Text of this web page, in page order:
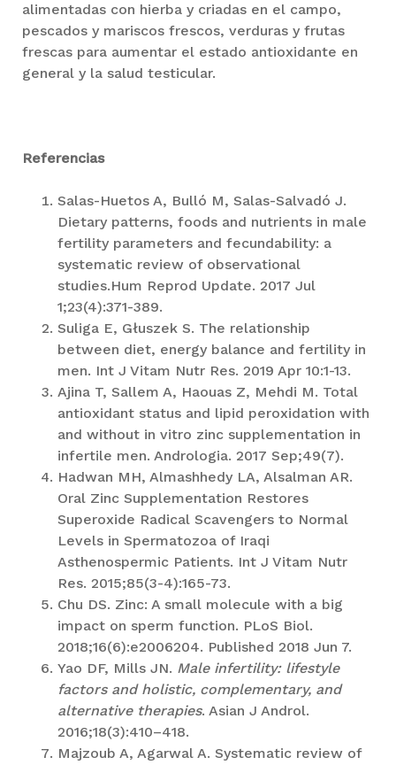
alimentadas con hierba y criadas en el campo,
pescados y mariscos frescos, verduras y frutas
frescas para aumentar el estado antioxidante en
general y la salud testicular.
Referencias
Salas-Huetos A, Bulló M, Salas-Salvadó J.
Dietary patterns, foods and nutrients in male
fertility parameters and fecundability: a
systematic review of observational
studies.Hum Reprod Update. 2017 Jul
1;23(4):371-389.
Suliga E, Głuszek S. The relationship
between diet, energy balance and fertility in
men. Int J Vitam Nutr Res. 2019 Apr 10:1-13.
Ajina T, Sallem A, Haouas Z, Mehdi M. Total
antioxidant status and lipid peroxidation with
and without in vitro zinc supplementation in
infertile men. Andrologia. 2017 Sep;49(7).
Hadwan MH, Almashhedy LA, Alsalman AR.
Oral Zinc Supplementation Restores
Superoxide Radical Scavengers to Normal
Levels in Spermatozoa of Iraqi
Asthenospermic Patients. Int J Vitam Nutr
Res. 2015;85(3-4):165-73.
Chu DS. Zinc: A small molecule with a big
impact on sperm function. PLoS Biol.
2018;16(6):e2006204. Published 2018 Jun 7.
Yao DF, Mills JN. Male infertility: lifestyle
factors and holistic, complementary, and
alternative therapies. Asian J Androl.
2016;18(3):410–418.
Majzoub A, Agarwal A. Systematic review of